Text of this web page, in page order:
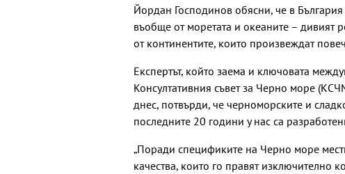
Йордан Господинов обясни, че в България
въобще от моретата и океаните – дивият
от континентите, които произвеждат
Експертът, който заема и ключовата
Консултативния съвет за Черно море
днес, потвърди, че черноморските и
последните 20 години у нас са
„Поради спецификите на Черно море
качества, които го правят изключително